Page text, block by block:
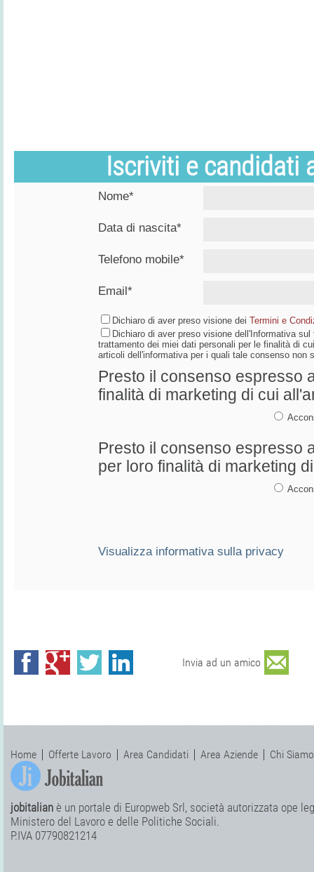
Iscriviti e candidati
Nome*
Data di nascita*
Telefono mobile*
Email*
Dichiaro di aver preso visione dei Termini e
Dichiaro di aver preso visione dell'Informativa
trattamento dei miei dati personali per le finalità di
articoli dell'informativa per i quali tale consenso non
Presto il consenso espresso
finalità di marketing di cui
Presto il consenso espresso
per loro finalità di marketing
Visualizza informativa sulla privacy
Invia ad un amico
Home Offerte Lavoro Area Candidati Area Aziende Chi Siamo
jobitalian è un portale di Europweb Srl, società autorizzata ope
Ministero del Lavoro e delle Politiche Sociali.
P.IVA 07790821214